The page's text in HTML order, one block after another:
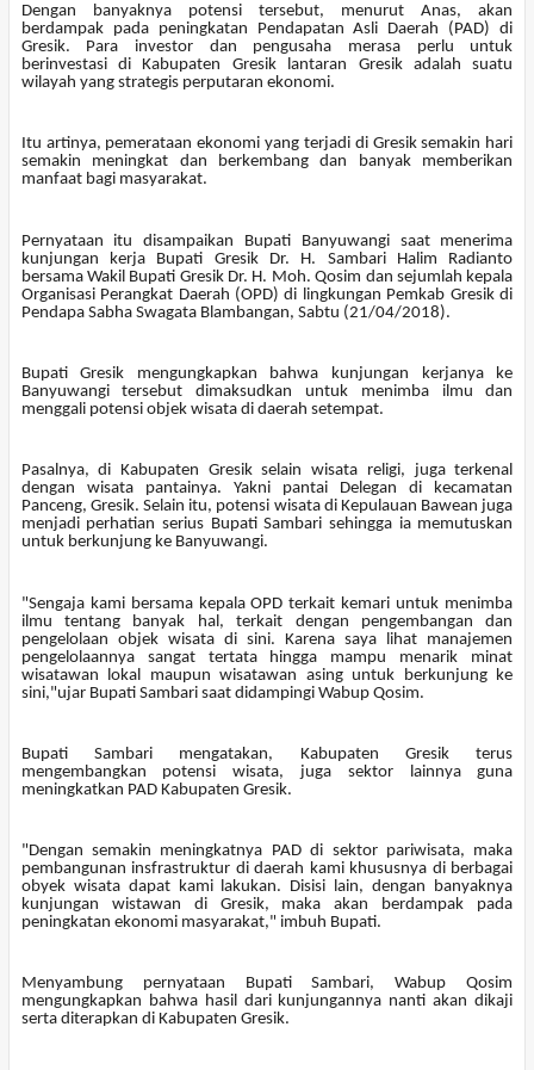
Dengan banyaknya potensi tersebut, menurut Anas, akan
berdampak pada peningkatan Pendapatan Asli Daerah (PAD) di
Gresik. Para investor dan pengusaha merasa perlu untuk
berinvestasi di Kabupaten Gresik lantaran Gresik adalah suatu
wilayah yang strategis perputaran ekonomi.
Itu artinya, pemerataan ekonomi yang terjadi di Gresik semakin hari
semakin meningkat dan berkembang dan banyak memberikan
manfaat bagi masyarakat.
Pernyataan itu disampaikan Bupati Banyuwangi saat menerima
kunjungan kerja Bupati Gresik Dr. H. Sambari Halim Radianto
bersama Wakil Bupati Gresik Dr. H. Moh. Qosim dan sejumlah kepala
Organisasi Perangkat Daerah (OPD) di lingkungan Pemkab Gresik di
Pendapa Sabha Swagata Blambangan, Sabtu (21/04/2018).
Bupati Gresik mengungkapkan bahwa kunjungan kerjanya ke
Banyuwangi tersebut dimaksudkan untuk menimba ilmu dan
menggali potensi objek wisata di daerah setempat.
Pasalnya, di Kabupaten Gresik selain wisata religi, juga terkenal
dengan wisata pantainya. Yakni pantai Delegan di kecamatan
Panceng, Gresik. Selain itu, potensi wisata di Kepulauan Bawean juga
menjadi perhatian serius Bupati Sambari sehingga ia memutuskan
untuk berkunjung ke Banyuwangi.
"Sengaja kami bersama kepala OPD terkait kemari untuk menimba
ilmu tentang banyak hal, terkait dengan pengembangan dan
pengelolaan objek wisata di sini. Karena saya lihat manajemen
pengelolaannya sangat tertata hingga mampu menarik minat
wisatawan lokal maupun wisatawan asing untuk berkunjung ke
sini,"ujar Bupati Sambari saat didampingi Wabup Qosim.
Bupati Sambari mengatakan, Kabupaten Gresik terus
mengembangkan potensi wisata, juga sektor lainnya guna
meningkatkan PAD Kabupaten Gresik.
"Dengan semakin meningkatnya PAD di sektor pariwisata, maka
pembangunan insfrastruktur di daerah kami khususnya di berbagai
obyek wisata dapat kami lakukan. Disisi lain, dengan banyaknya
kunjungan wistawan di Gresik, maka akan berdampak pada
peningkatan ekonomi masyarakat," imbuh Bupati.
Menyambung pernyataan Bupati Sambari, Wabup Qosim
mengungkapkan bahwa hasil dari kunjungannya nanti akan dikaji
serta diterapkan di Kabupaten Gresik.